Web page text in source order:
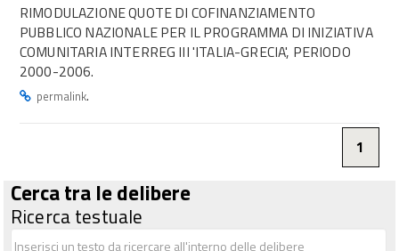
RIMODULAZIONE QUOTE DI COFINANZIAMENTO
PUBBLICO NAZIONALE PER IL PROGRAMMA DI INIZIATIVA
COMUNITARIA INTERREG III 'ITALIA-GRECIA', PERIODO
2000-2006.
permalink.
1
Cerca tra le delibere
Ricerca testuale